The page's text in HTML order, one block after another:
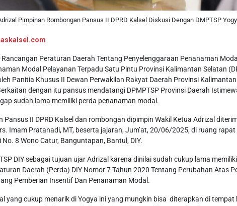
Pimpinan Rombongan Pansus II DPRD Kalsel Diskusi Dengan DMPTSP
Rancangan Peraturan Daerah Tentang Penyelenggaraan Penanaman
Modal Pelayanan Terpadu Satu Pintu Provinsi Kalimantan Selatan
Panitia Khusus II Dewan Perwakilan Rakyat Daerah Provinsi
dengan itu pansus mendatangi DPMPTSP Provinsi Daerah
sudah lama memiliki perda penanaman modal.
Pansus II DPRD Kalsel dan rombongan dipimpin Wakil Ketua Adrizal
Imam Pratanadi, MT, beserta jajaran, Jum’at, 20/06/2025, di ruang rapat
8 Wono Catur, Banguntapan, Bantul, DIY.
DIY sebagai tujuan ujar Adrizal karena dinilai sudah cukup lama
Daerah (Perda) DIY Nomor 7 Tahun 2020 Tentang Perubahan Atas
Pemberian Insentif Dan Penanaman Modal.
yang cukup menarik di Yogya ini yang mungkin bisa diterapkan di tempat